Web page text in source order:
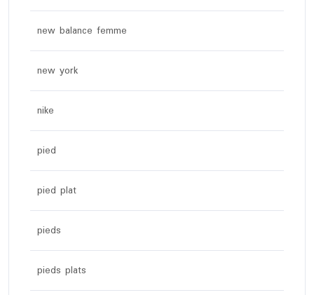
new balance femme
new york
nike
pied
pied plat
pieds
pieds plats